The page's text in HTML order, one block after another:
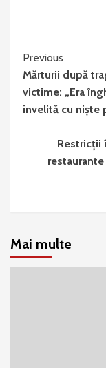
Continue
Reading
Previous
Mărturii după
victime: „Era
învelită cu niște
Restricții
Mai multe